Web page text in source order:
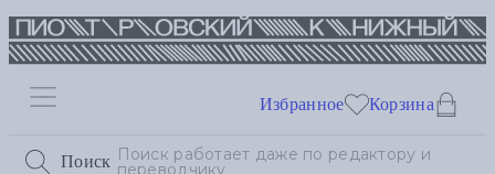
Поиск
Избранное Корзина